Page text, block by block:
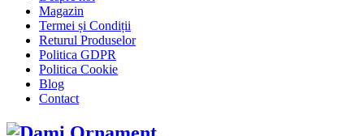
Magazin
Termei și Condiții
Returul Produselor
Politica GDPR
Politica Cookie
Blog
Contact